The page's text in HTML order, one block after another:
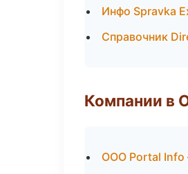
Инфо Spravka
Справочник
Компании в
ООО Portal Info